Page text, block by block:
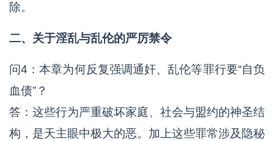
除。
二、关于淫乱与乱伦的严厉禁令
问4：本章为何反复强调通奸、乱伦等罪行要“自负
血债”？
答：这些行为严重破坏家庭、社会与盟约的神圣结
构，是天主眼中极大的恶。加上这些罪常涉及隐秘